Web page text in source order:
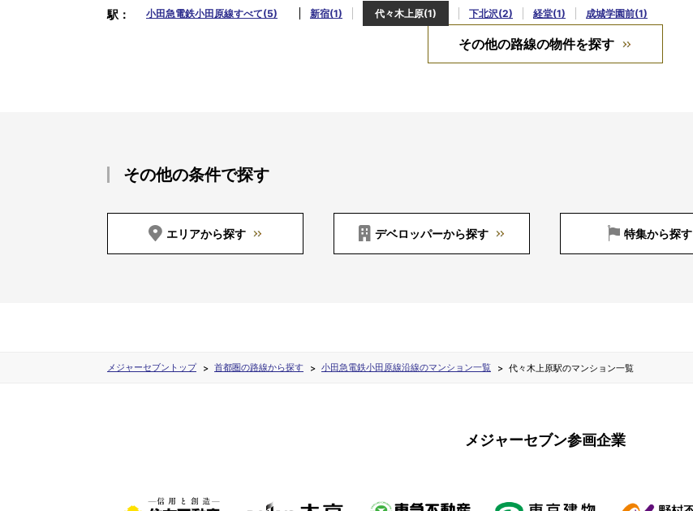
駅 小田急電鉄小田原線すべて(5) 新宿(1) 代々木上原(1) 下北沢(2) 経堂(1) 成城学園前(1)
その他の路線の物件を探す
その他の条件で探す
エリアから探す デベロッパーから探す 特集から探す
メジャーセブントップ 首都圏の路線から探す 小田急電鉄小田原線沿線のマンション一覧 代々木上原駅のマンション一覧
メジャーセブン参画企業